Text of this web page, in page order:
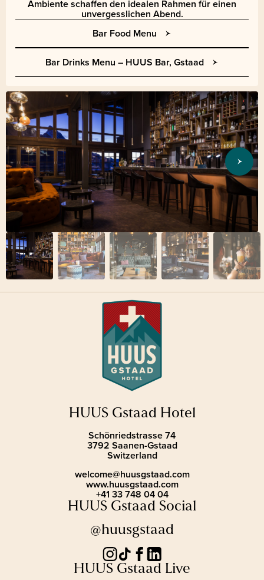
Ambiente schaffen den idealen Rahmen für einen
unvergesslichen Abend.
Bar Food Menu
Bar Drinks Menu – HUUS Bar, Gstaad
HUUS Gstaad Hotel
Schönriedstrasse 74
3792 Saanen-Gstaad
Switzerland
welcome@huusgstaad.com
www.huusgstaad.com
+41 33 748 04 04
HUUS Gstaad Social
@huusgstaad
HUUS Gstaad Live